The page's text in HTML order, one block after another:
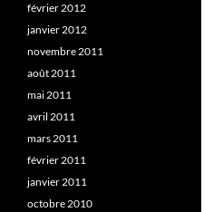
février 2012
janvier 2012
novembre 2011
août 2011
mai 2011
avril 2011
mars 2011
février 2011
janvier 2011
octobre 2010